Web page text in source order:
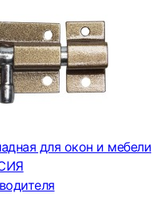
для окон и мебели